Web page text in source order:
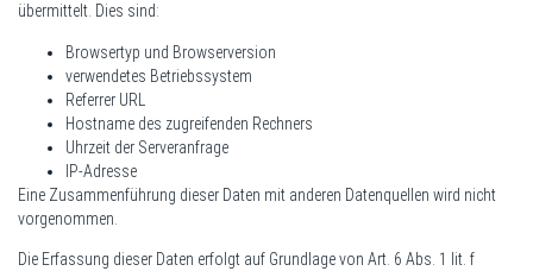
übermittelt. Dies sind:
Browsertyp und Browserversion
verwendetes Betriebssystem
Referrer URL
Hostname des zugreifenden Rechners
Uhrzeit der Serveranfrage
IP-Adresse
Eine Zusammenführung dieser Daten mit anderen Datenquellen wird nicht
vorgenommen.
Die Erfassung dieser Daten erfolgt auf Grundlage von Art. 6 Abs. 1 lit. f